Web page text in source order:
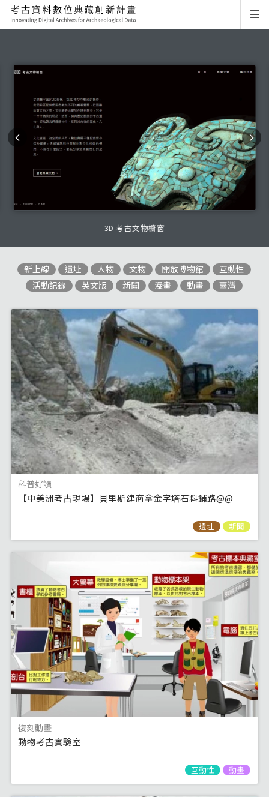
新上線 遺址 人物 文物 開放博物館
互動性
活動記錄
英文版 新聞 漫畫 動畫 臺灣
科普好讀
【中美洲考古現場】貝里斯建商拿金字塔石料鋪路@@
遺址 新聞
復刻動畫
動物考古實驗室
互動性 動畫